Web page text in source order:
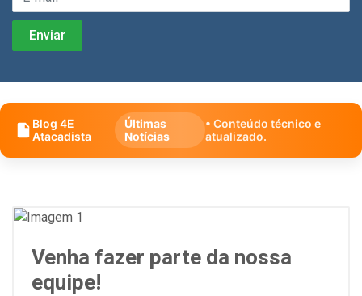
Blog 4E
Atacadista
Últimas
Notícias
• Conteúdo técnico e
atualizado.
Venha fazer parte da nossa
equipe!